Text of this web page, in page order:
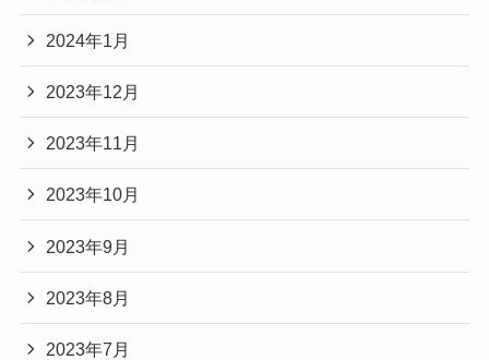
2024年1月
2023年12月
2023年11月
2023年10月
2023年9月
2023年8月
2023年7月